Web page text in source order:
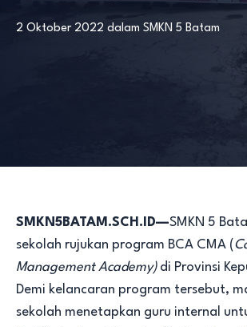
2 Oktober 2022 dalam SMKN 5 Batam
SMKN5BATAM.SCH.ID—SMKN 5
sekolah rujukan program BCA CMA (
Management Academy) di Provinsi
Demi kelancaran program tersebut,
sekolah menetapkan guru internal